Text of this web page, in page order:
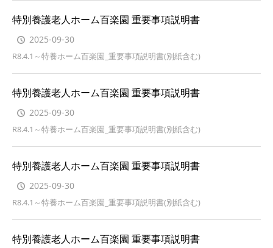
特別養護老人ホーム百楽園 重要事項説明書
2025-09-30
R8.4.1～特養ホーム百楽園_重要事項説明書(別紙含む)
特別養護老人ホーム百楽園 重要事項説明書
2025-09-30
R8.4.1～特養ホーム百楽園_重要事項説明書(別紙含む)
特別養護老人ホーム百楽園 重要事項説明書
2025-09-30
R8.4.1～特養ホーム百楽園_重要事項説明書(別紙含む)
特別養護老人ホーム百楽園 重要事項説明書